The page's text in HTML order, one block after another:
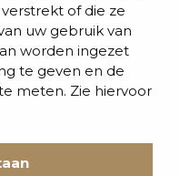
of die ze
uw gebruik van
worden ingezet
te geven en de
meten. Zie hiervoor